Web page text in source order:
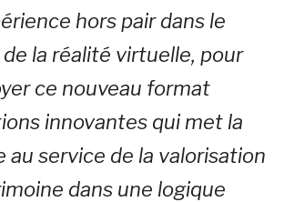
hors pair dans le
la réalité virtuelle, pour
ce nouveau format
innovantes qui met la
au service de la valorisation
dans une logique